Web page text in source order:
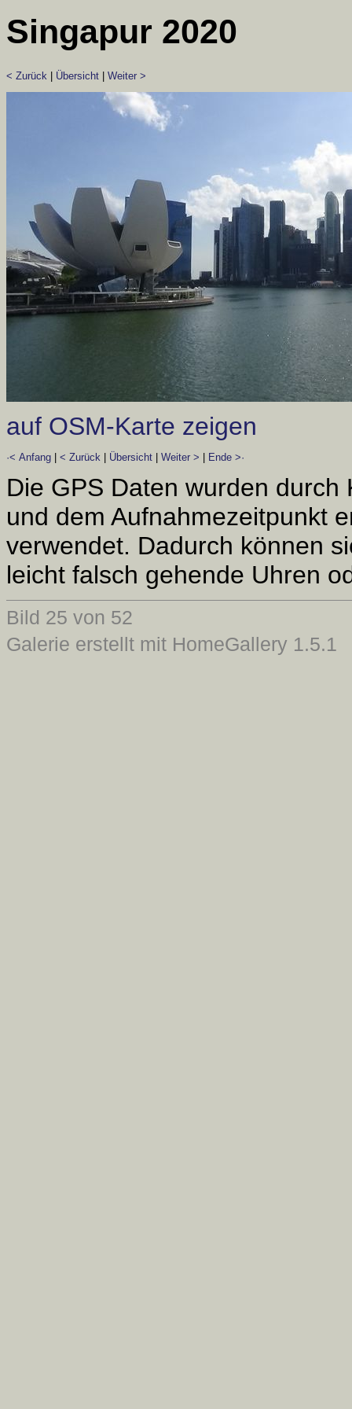
Singapur 2020
< Zurück Übersicht Weiter >
auf OSM-Karte zeigen
·< Anfang < Zurück Übersicht Weiter > Ende >·
Die GPS Daten wurden
und dem Aufnahmezeitpunkt
verwendet. Dadurch können
leicht falsch gehende Uhren
Bild 25 von 52
Galerie erstellt mit HomeGallery 1.5.1